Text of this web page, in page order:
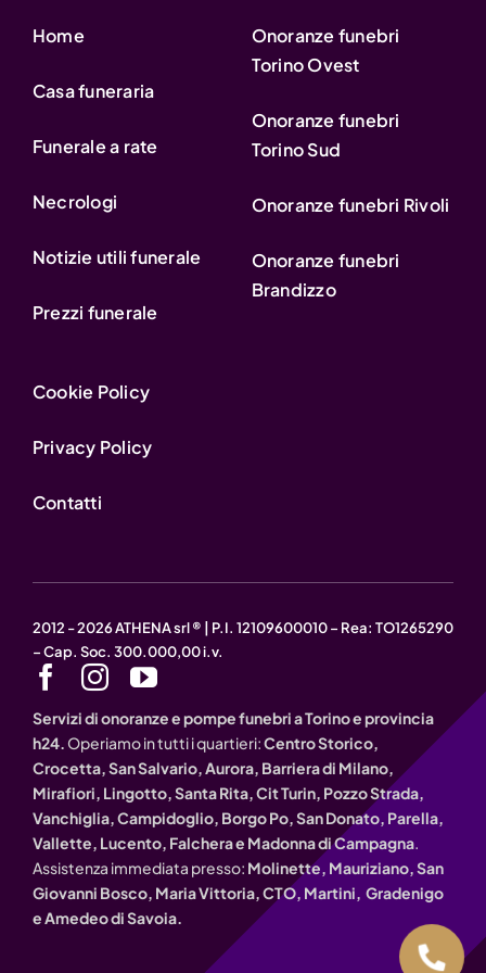
Home
Casa funeraria
Funerale a rate
Necrologi
Notizie utili funerale
Prezzi funerale
Onoranze funebri
Torino Ovest
Onoranze funebri
Torino Sud
Onoranze funebri Rivoli
Onoranze funebri
Brandizzo
Cookie Policy
Privacy Policy
Contatti
2012 - 2026 ATHENA srl ® | P.I. 12109600010 – Rea: TO1265290
– Cap. Soc. 300.000,00 i.v.
Servizi di onoranze e pompe funebri a Torino e provincia
h24. Operiamo in tutti i quartieri:Centro Storico,
Crocetta, San Salvario, Aurora, Barriera di Milano,
Mirafiori, Lingotto, Santa Rita, Cit Turin, Pozzo Strada,
Vanchiglia, Campidoglio, Borgo Po, San Donato, Parella,
Vallette, Lucento, Falchera e Madonna di Campagna.
Assistenza immediata presso: Molinette, Mauriziano, San
Giovanni Bosco, Maria Vittoria, CTO, Martini, Gradenigo
e Amedeo di Savoia.